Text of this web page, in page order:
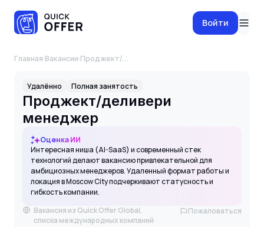
Войти
Главная·Вакансии· Проджект/деливери менеджер
Удалённо Полная занятость
Проджект/деливери
менеджер
Оценка ИИ
Интересная ниша (AI-SaaS) и современный стек
технологий делают вакансию привлекательной для
амбициозных менеджеров. Удаленный формат работы и
локация в Moscow City подчеркивают статусность и
гибкость компании.
Вакансия из Quick Offer Global,
списка международных компаний
Пожаловаться